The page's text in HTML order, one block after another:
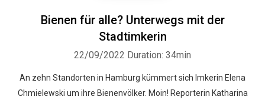
Bienen für alle? Unterwegs mit der
Stadtimkerin
22/09/2022 Duration: 34min
An zehn Standorten in Hamburg kümmert sich Imkerin Elena
Chmielewski um ihre Bienenvölker. Moin! Reporterin Katharina